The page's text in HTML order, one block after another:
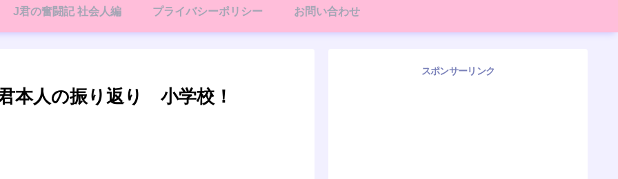
J君の奮闘記 社会人編 プライバシーポリシー お問い合わせ
人の振り返り 小学校！
スポンサーリンク